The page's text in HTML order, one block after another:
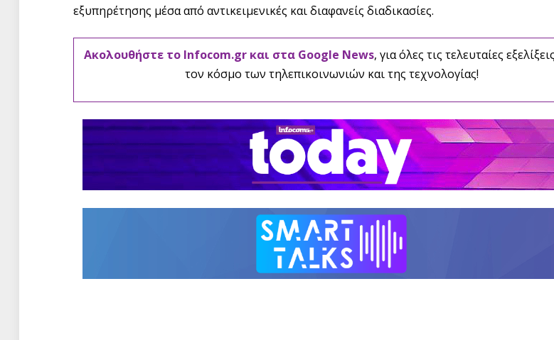
εξυπηρέτησης μέσα από αντικειμενικές και διαφανείς διαδικασίες.
Ακολουθήστε το Infocom.gr και στα Google News, για όλες τις τελευταίες
τον κόσμο των τηλεπικοινωνιών και της τεχνολογίας!